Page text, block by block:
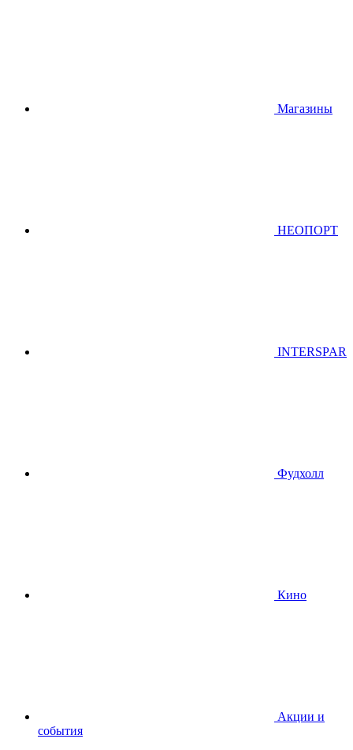
Магазины
НЕОПОРТ
INTERSPAR
Фудхолл
Кино
Акции и
события